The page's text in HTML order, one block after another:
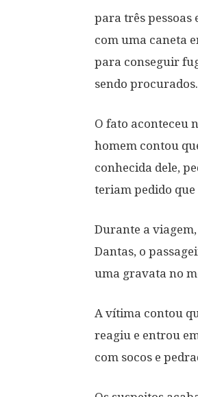
para três pessoas
com uma caneta
para conseguir
sendo procurados.
O fato aconteceu
homem contou
conhecida dele,
teriam pedido
Durante a
Dantas, o
uma gravata no
A vítima contou
reagiu e entrou
com socos e